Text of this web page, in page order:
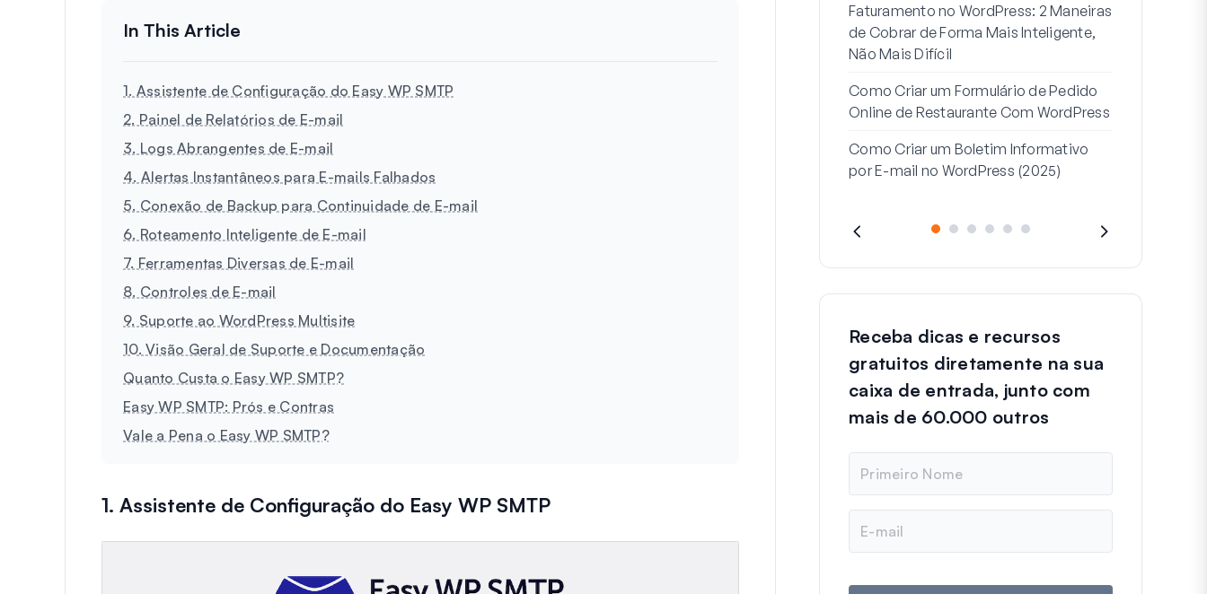
1. Assistente de Configuração do Easy WP SMTP
2. Painel de Relatórios de E-mail
3. Logs Abrangentes de E-mail
4. Alertas Instantâneos para E-mails Falhados
5. Conexão de Backup para Continuidade de E-mail
6. Roteamento Inteligente de E-mail
7. Ferramentas Diversas de E-mail
8. Controles de E-mail
9. Suporte ao WordPress Multisite
10. Visão Geral de Suporte e Documentação
Quanto Custa o Easy WP SMTP?
Easy WP SMTP: Prós e Contras
Vale a Pena o Easy WP SMTP?
1. Assistente de Configuração do Easy WP SMTP
Faturamento no WordPress: 2 Maneiras
de Cobrar de Forma Mais Inteligente,
Não Mais Difícil
Como Criar um Formulário de Pedido
Online de Restaurante Com WordPress
Como Criar um Boletim Informativo
por E-mail no WordPress (2025)
Receba dicas e recursos
gratuitos diretamente na sua
caixa de entrada, junto com
mais de 60.000 outros
m
e
m
i